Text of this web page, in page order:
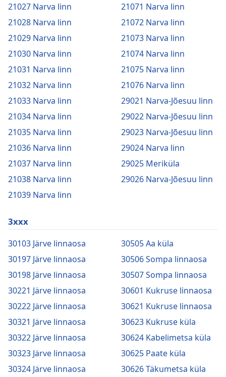
21027 Narva linn
21028 Narva linn
21029 Narva linn
21030 Narva linn
21031 Narva linn
21032 Narva linn
21033 Narva linn
21034 Narva linn
21035 Narva linn
21036 Narva linn
21037 Narva linn
21038 Narva linn
21039 Narva linn
21071 Narva linn
21072 Narva linn
21073 Narva linn
21074 Narva linn
21075 Narva linn
21076 Narva linn
29021 Narva-Jõesuu linn
29022 Narva-Jõesuu linn
29023 Narva-Jõesuu linn
29024 Narva linn
29025 Meriküla
29026 Narva-Jõesuu linn
3xxx
30103 Järve linnaosa
30197 Järve linnaosa
30198 Järve linnaosa
30221 Järve linnaosa
30222 Järve linnaosa
30321 Järve linnaosa
30322 Järve linnaosa
30323 Järve linnaosa
30324 Järve linnaosa
30505 Aa küla
30506 Sompa linnaosa
30507 Sompa linnaosa
30601 Kukruse linnaosa
30621 Kukruse linnaosa
30623 Kukruse küla
30624 Kabelimetsa küla
30625 Paate küla
30626 Täkumetsa küla